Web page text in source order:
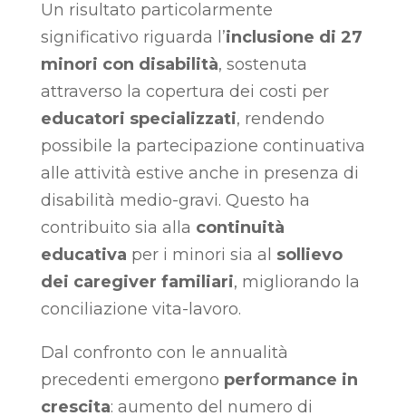
Un risultato particolarmente
significativo riguarda l’inclusione di 27
minori con disabilità, sostenuta
attraverso la copertura dei costi per
educatori specializzati, rendendo
possibile la partecipazione continuativa
alle attività estive anche in presenza di
disabilità medio-gravi. Questo ha
contribuito sia alla continuità
educativa per i minori sia al sollievo
dei caregiver familiari, migliorando la
conciliazione vita-lavoro.
Dal confronto con le annualità
precedenti emergono performance in
crescita: aumento del numero di